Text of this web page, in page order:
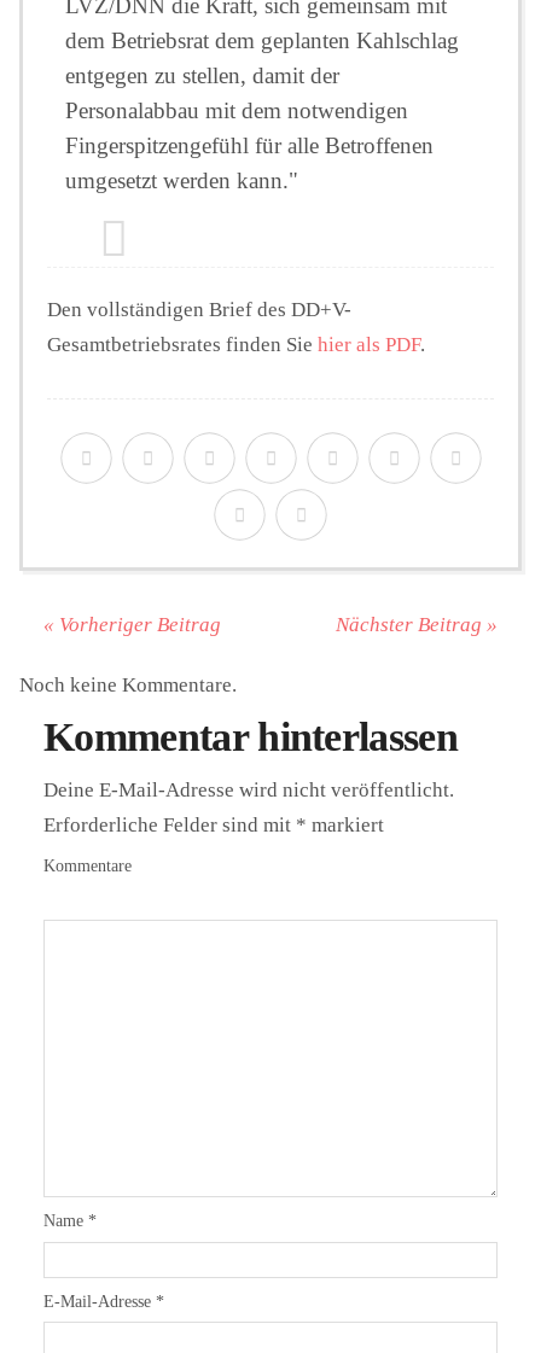
LVZ/DNN die Kraft, sich gemeinsam mit
dem Betriebsrat dem geplanten Kahlschlag
entgegen zu stellen, damit der
Personalabbau mit dem notwendigen
Fingerspitzengefühl für alle Betroffenen
umgesetzt werden kann."
Den vollständigen Brief des DD+V-
Gesamtbetriebsrates finden Sie hier als PDF.
« Vorheriger Beitrag Nächster Beitrag »
Noch keine Kommentare.
Kommentar hinterlassen
Deine E-Mail-Adresse wird nicht veröffentlicht.
Erforderliche Felder sind mit * markiert
Kommentare
Name *
E-Mail-Adresse *